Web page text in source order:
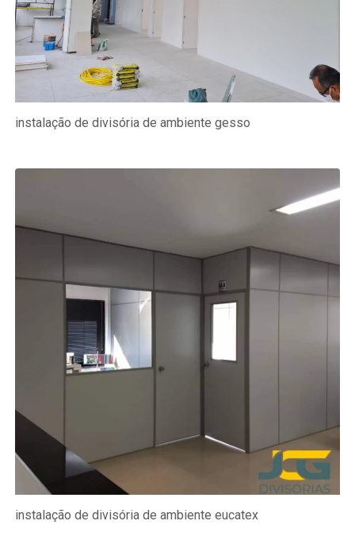
instalação de divisória de ambiente gesso
instalação de divisória de ambiente eucatex